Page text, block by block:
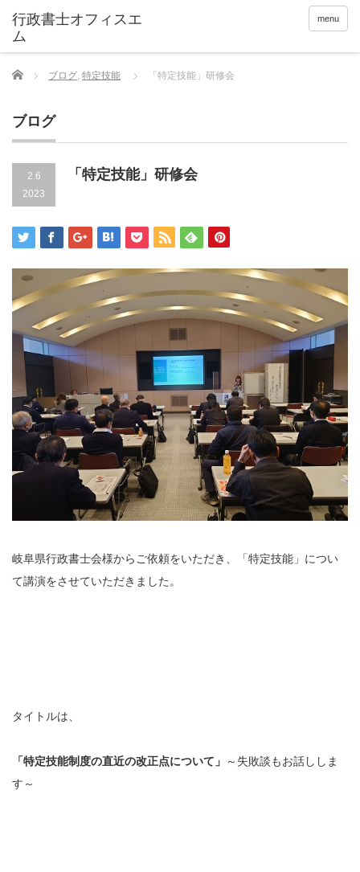
menu
Home ブログ, 特定技能 「特定技能」研修会
ブログ
2.6
2023
「特定技能」研修会
岐阜県行政書士会様からご依頼をいただき、「特定技能」につい
て講演をさせていただきました。
タイトルは、
「特定技能制度の直近の改正点について」
～失敗談もお話ししま
す～